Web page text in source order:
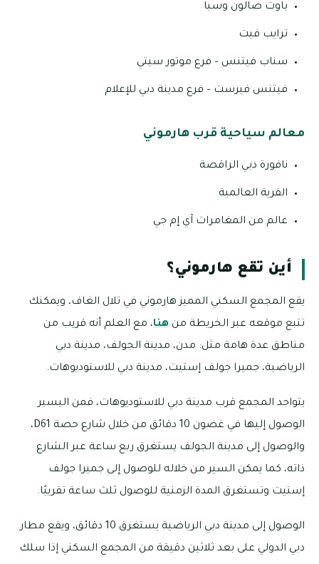
باوت صالون وسبا
ترايب فيت
سناب فيتنس – فرع موتور سيتي
فيتنس فيرست – فرع مدينة دبي للإعلام
معالم سياحية قرب هارموني
نافورة دبي الراقصة
القرية العالمية
عالم من المغامرات آي إم جي
أين تقع هارموني؟
يقع المجمع السكني المميز هارموني في تلال الغاف، ويمكنك
تتبع موقعه عبر الخريطة من هنا، مع العلم أنه قريب من
مناطق عدة هامة مثل: مدن، مدينة الجولف، مدينة دبي
الرياضية، جميرا جولف إستيت، مدينة دبي للاستوديوهات.
يتواجد المجمع قرب مدينة دبي للاستوديوهات، فمن اليسير
الوصول إليها في غضون 10 دقائق من خلال شارع حصة D61،
والوصول إلى مدينة الجولف يستغرق ربع ساعة عبر الشارع
ذاته، كما يمكن السير من خلاله للوصول إلى جميرا جولف
إستيت وتستغرق المدة الزمنية للوصول ثلث ساعة تقريبًا.
الوصول إلى مدينة دبي الرياضية يستغرق 10 دقائق، ويقع مطار
دبي الدولي على بعد ثلاثين دقيقة من المجمع السكني إذا سلك